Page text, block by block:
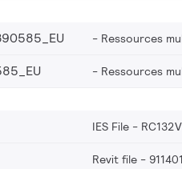
Ressources
Ressources
IES File -
Revit file -